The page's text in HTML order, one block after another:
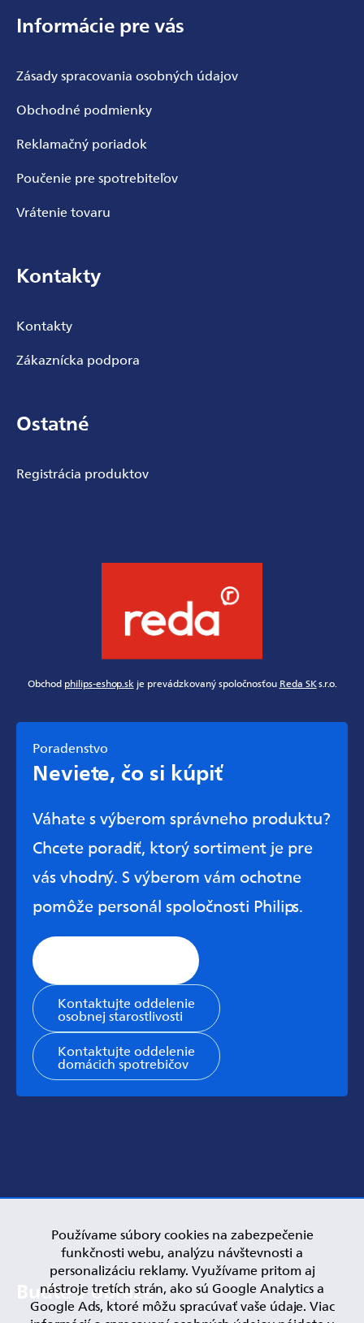
Používame súbory cookies na zabezpečenie
funkčnosti webu, analýzu návštevnosti a
personalizáciu reklamy. Využívame pritom aj
nástroje tretích strán, ako sú Google Analytics a
Google Ads, ktoré môžu spracúvať vaše údaje. Viac
Informácie pre vás
Zásady spracovania osobných údajov
Obchodné podmienky
Reklamačný poriadok
Poučenie pre spotrebiteľov
Vrátenie tovaru
Kontakty
Kontakty
Zákaznícka podpora
Ostatné
Registrácia produktov
Obchod philips-eshop.sk je prevádzkovaný spoločnosťou Reda SKs.r.o.
Poradenstvo
Neviete, čo si kúpiť
Váhate s výberom správneho produktu?
Chcete poradiť, ktorý sortiment je pre
vás vhodný. S výberom vám ochotne
pomôže personál spoločnosti Philips.
Kontaktujte oddelenie
osobnej starostlivosti
Kontaktujte oddelenie
domácich spotrebičov